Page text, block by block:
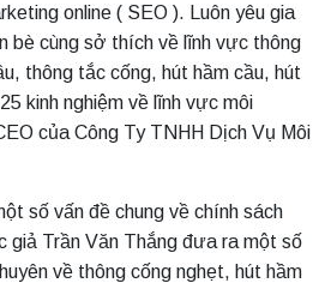
online ( SEO ). Luôn yêu gia
bè cùng sở thích về lĩnh vực thông
thông tắc cống, hút hầm cầu, hút
kinh nghiệm về lĩnh vực môi
của Công Ty TNHH Dịch Vụ Môi
số vấn đề chung về chính sách
giả Trần Văn Thắng đưa ra một số
về thông cống nghẹt, hút hầm